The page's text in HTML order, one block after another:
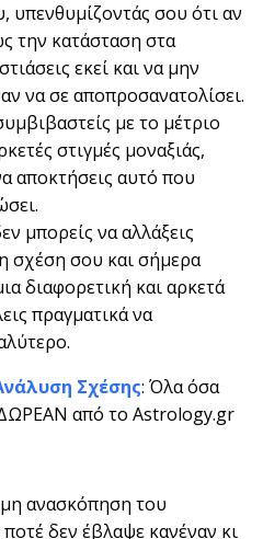
σου ότι αν
την κατάσταση στα
εκεί και να μην
να σε αποπροσανατολίσει.
με το μέτριο
στιγμές μοναξιάς,
αποκτήσεις αυτό που
μπορείς να αλλάξεις
σχέση σου και σήμερα
διαφορετική και αρκετά
πραγματικά να
Σχέσης: Όλα όσα
ΔΩΡΕΑΝ από το Astrology.gr
ανασκόπηση του
δεν έβλαψε κανέναν κι